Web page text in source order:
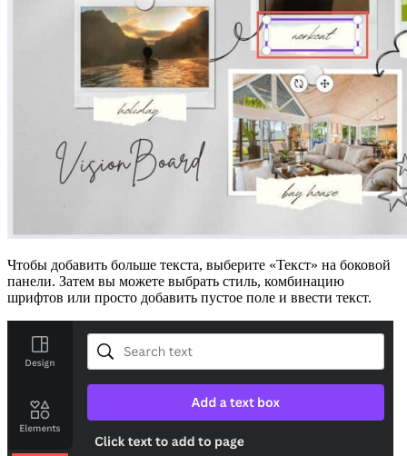
Чтобы добавить больше текста, выберите «Текст» на боковой
панели. Затем вы можете выбрать стиль, комбинацию
шрифтов или просто добавить пустое поле и ввести текст.